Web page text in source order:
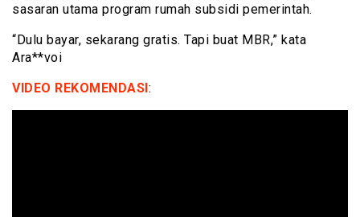
sasaran utama program rumah subsidi pemerintah.
“Dulu bayar, sekarang gratis. Tapi buat MBR,” kata
Ara**voi
VIDEO REKOMENDASI: